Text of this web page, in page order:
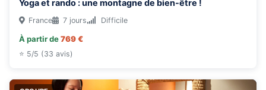
Yoga et rando : une montagne de bien-être !
France 7 jours Difficile
À partir de769 €
⭐ 5/5 (33 avis)